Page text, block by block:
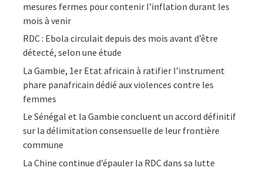
mesures fermes pour contenir l’inflation durant les
mois à venir
RDC : Ebola circulait depuis des mois avant d’être
détecté, selon une étude
La Gambie, 1er Etat africain à ratifier l’instrument
phare panafricain dédié aux violences contre les
femmes
Le Sénégal et la Gambie concluent un accord définitif
sur la délimitation consensuelle de leur frontière
commune
La Chine continue d’épauler la RDC dans sa lutte